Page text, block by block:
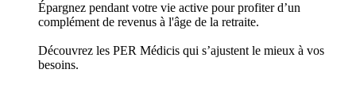
Épargnez pendant votre vie active pour profiter d’un
complément de revenus à l'âge de la retraite.
Découvrez les PER Médicis qui s’ajustent le mieux à vos
besoins.